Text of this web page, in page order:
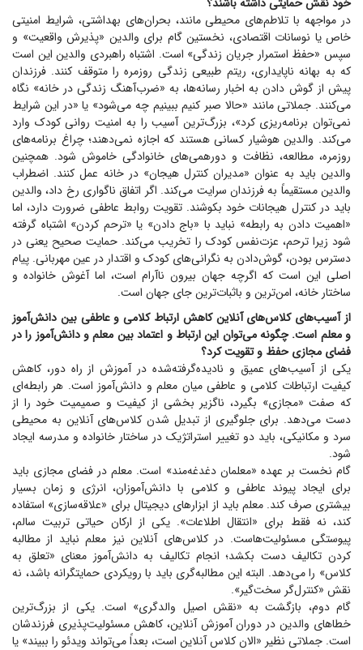
در مواجهه با تلاطم‌های محیطی مانند، بحران‌های بهداشتی، شرایط امنیتی
خاص یا نوسانات اقتصادی، نخستین گام برای والدین «پذیرش واقعیت» و
سپس «حفظ استمرار جریان زندگی» است. اشتباه راهبردی والدین این است
که به بهانه ناپایداری، ریتم طبیعی زندگی روزمره را متوقف کنند. فرزندان
پیش از گوش دادن به اخبار رسانه‌ها، به «ضرب‌آهنگ زندگی در خانه» نگاه
می‌کنند. جملاتی مانند «حالا صبر کنیم ببینیم چه می‌شود» یا «در این شرایط
نمی‌توان برنامه‌ریزی کرد»، بزرگ‌ترین آسیب را به امنیت روانی کودک وارد
می‌کند. والدین هوشیار کسانی هستند که اجازه نمی‌دهند؛ چراغ برنامه‌های
روزمره، مطالعه، نظافت و دورهمی‌های خانوادگی خاموش شود. همچنین
والدین باید به عنوان «مدیران کنترل هیجان» در خانه عمل کنند. اضطراب
والدین مستقیماً به فرزندان سرایت می‌کند. اگر اتفاق ناگواری رخ داد، والدین
باید در کنترل هیجانات خود بکوشند. تقویت روابط عاطفی ضرورت دارد، اما
«اهمیت دادن به رابطه» نباید با «باج دادن» یا «ترحم کردن» اشتباه گرفته
شود زیرا ترحم، عزت‌نفس کودک را تخریب می‌کند. حمایت صحیح یعنی در
دسترس بودن، گوش‌دادن به نگرانی‌های کودک و اقتدار در عین مهربانی. پیام
اصلی این است که اگرچه جهان بیرون ناآرام است، اما آغوش خانواده و
ساختار خانه، امن‌ترین و باثبات‌ترین جای جهان است.
از آسیب‌های کلاس‌های آنلاین کاهش ارتباط کلامی و عاطفی بین دانش‌آموز
و معلم است. چگونه می‌توان این ارتباط و اعتماد بین معلم و دانش‌آموز را در
فضای مجازی حفظ و تقویت کرد؟
یکی از آسیب‌های عمیق و نادیده‌گرفته‌شده در آموزش از راه دور، کاهش
کیفیت ارتباطات کلامی و عاطفی میان معلم و دانش‌آموز است. هر رابطه‌ای
که صفت «مجازی» بگیرد، ناگزیر بخشی از کیفیت و صمیمیت خود را از
دست می‌دهد. برای جلوگیری از تبدیل شدن کلاس‌های آنلاین به محیطی
سرد و مکانیکی، باید دو تغییر استراتژیک در ساختار خانواده و مدرسه ایجاد
شود.
گام نخست بر عهده «معلمان دغدغه‌مند» است. معلم در فضای مجازی باید
برای ایجاد پیوند عاطفی و کلامی با دانش‌آموزان، انرژی و زمان بسیار
بیشتری صرف کند. معلم باید از ابزار‌های دیجیتال برای «علاقه‌سازی» استفاده
کند، نه فقط برای «انتقال اطلاعات». یکی از ارکان حیاتی تربیت سالم،
پیوستگی مسئولیت‌هاست. در کلاس‌های آنلاین نیز معلم نباید از مطالبه
کردن تکالیف دست بکشد؛ انجام تکالیف به دانش‌آموز معنای «تعلق به
کلاس» را می‌دهد. البته این مطالبه‌گری باید با رویکردی حمایتگرانه باشد، نه
نقش «کنترل‌گر سخت‌گیر».
گام دوم، بازگشت به «نقش اصیل والدگری» است. یکی از بزرگ‌ترین
خطا‌های والدین در دوران آموزش آنلاین، کاهش مسئولیت‌پذیری فرزندشان
است. جملاتی نظیر «الان کلاس آنلاین است، بعداً می‌تواند ویدئو را ببیند» یا